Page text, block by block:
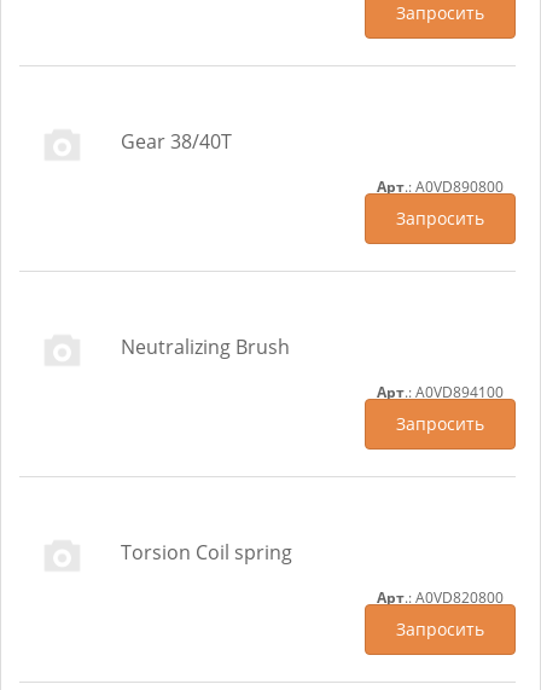
Запросить
Gear 38/40T
Арт.: A0VD890800
Запросить
Neutralizing Brush
Арт.: A0VD894100
Запросить
Torsion Coil spring
Арт.: A0VD820800
Запросить